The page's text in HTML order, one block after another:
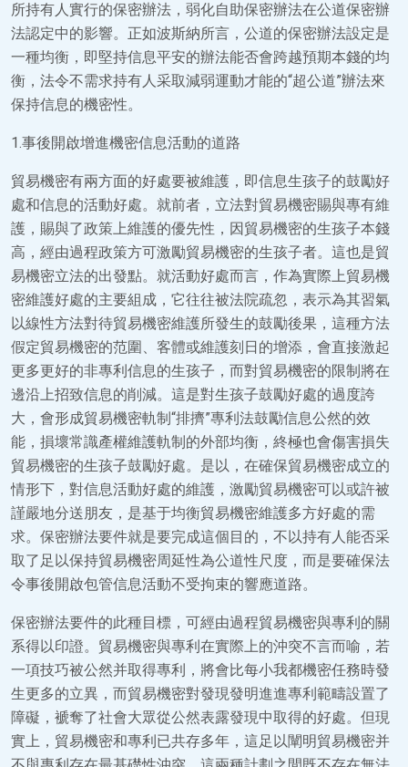
所持有人實行的保密辦法，弱化自助保密辦法在公道保密辦
法認定中的影響。正如波斯納所言，公道的保密辦法設定是
一種均衡，即堅持信息平安的辦法能否會跨越預期本錢的均
衡，法令不需求持有人采取減弱運動才能的“超公道”辦法來
保持信息的機密性。
1.事後開啟增進機密信息活動的道路
貿易機密有兩方面的好處要被維護，即信息生孩子的鼓勵好
處和信息的活動好處。就前者，立法對貿易機密賜與專有維
護，賜與了政策上維護的優先性，因貿易機密的生孩子本錢
高，經由過程政策方可激勵貿易機密的生孩子者。這也是貿
易機密立法的出發點。就活動好處而言，作為實際上貿易機
密維護好處的主要組成，它往往被法院疏忽，表示為其習氣
以線性方法對待貿易機密維護所發生的鼓勵後果，這種方法
假定貿易機密的范圍、客體或維護刻日的增添，會直接激起
更多更好的非專利信息的生孩子，而對貿易機密的限制將在
邊沿上招致信息的削減。這是對生孩子鼓勵好處的過度誇
大，會形成貿易機密軌制“排擠”專利法鼓勵信息公然的效
能，損壞常識產權維護軌制的外部均衡，終極也會傷害損失
貿易機密的生孩子鼓勵好處。是以，在確保貿易機密成立的
情形下，對信息活動好處的維護，激勵貿易機密可以或許被
謹嚴地分送朋友，是基于均衡貿易機密維護多方好處的需
求。保密辦法要件就是要完成這個目的，不以持有人能否采
取了足以保持貿易機密周延性為公道性尺度，而是要確保法
令事後開啟包管信息活動不受拘束的響應道路。
保密辦法要件的此種目標，可經由過程貿易機密與專利的關
系得以印證。貿易機密與專利在實際上的沖突不言而喻，若
一項技巧被公然并取得專利，將會比每小我都機密任務時發
生更多的立異，而貿易機密對發現發明進進專利範疇設置了
障礙，褫奪了社會大眾從公然表露發現中取得的好處。但現
實上，貿易機密和專利已共存多年，這足以闡明貿易機密并